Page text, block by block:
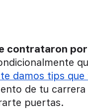
contrataron
damos tips
de tu
puertas.